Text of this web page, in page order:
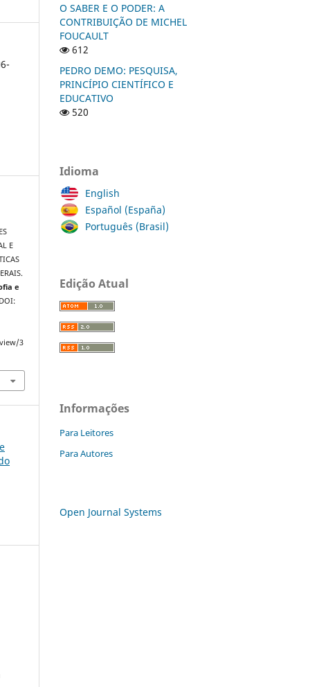
E
e
3
O SABER E O PODER: A
CONTRIBUIÇÃO DE MICHEL
FOUCAULT
612
PEDRO DEMO: PESQUISA,
PRINCÍPIO CIENTÍFICO E
EDUCATIVO
520
Idioma
English
Español (España)
Português (Brasil)
Edição Atual
Informações
Para Leitores
Para Autores
Open Journal Systems